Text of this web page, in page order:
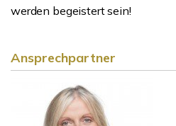
werden begeistert sein!
Ansprechpartner